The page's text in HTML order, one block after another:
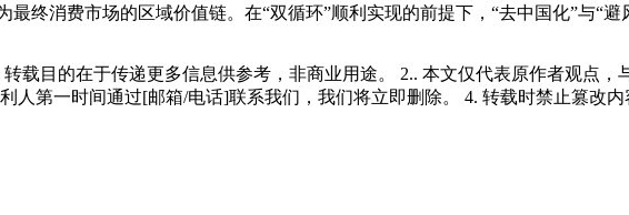
终消费市场的区域价值链。在“双循环”顺利实现的前提下，“去中国化”与“避
载目的在于传递更多信息供参考，非商业用途。 2.. 本文仅代表原作者观点
人第一时间通过[邮箱/电话]联系我们，我们将立即删除。 4. 转载时禁止篡改